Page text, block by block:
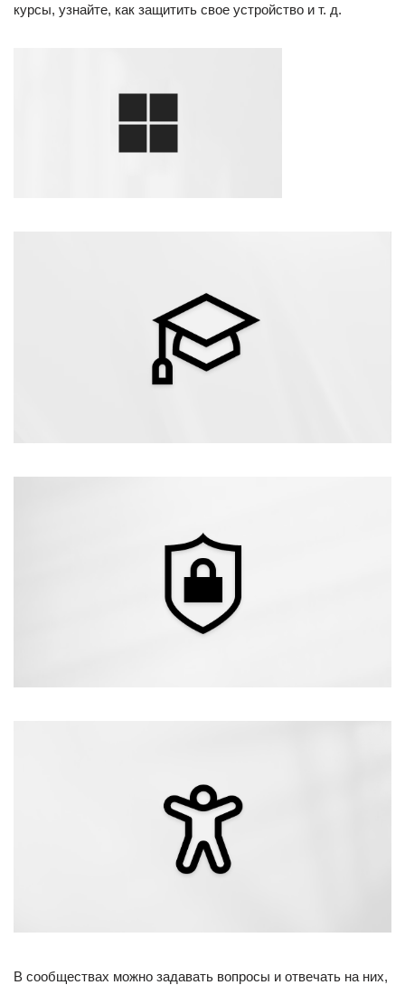
курсы, узнайте, как защитить свое устройство и т. д.
В сообществах можно задавать вопросы и отвечать на них,